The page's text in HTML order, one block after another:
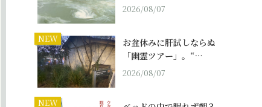
2026/08/07
NEW
お盆休みに肝試しならぬ
「幽霊ツアー」。“…
2026/08/07
NEW